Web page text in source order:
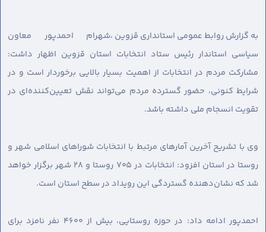
به گزارش روابط عمومی استانداری قزوین ،شهرام احمدپور معاون
سیاسی استاندار رئیس ستاد انتخابات استان قزوین اظهار داشت:
مشارکت مردم در انتخابات از اهمیت بسیار بالایی برخوردار است و در
شرایط کنونی، حضور گسترده مردم می‌تواند نقش تعیین‌کننده‌ای در
تقویت انسجام ملی داشته باشد.
وی با تشریح آخرین آمارهای مرتبط با انتخابات شوراهای اسلامی شهر و
روستا در استان افزود: انتخابات در ۷۰۵ روستا و ۲۸ شهر برگزار خواهد
شد که نشان‌دهنده گستردگی این رویداد در سطح استان است.
احمدپور ادامه داد: در حوزه روستایی، بیش از ۴۶۰۰ نفر نامزد برای